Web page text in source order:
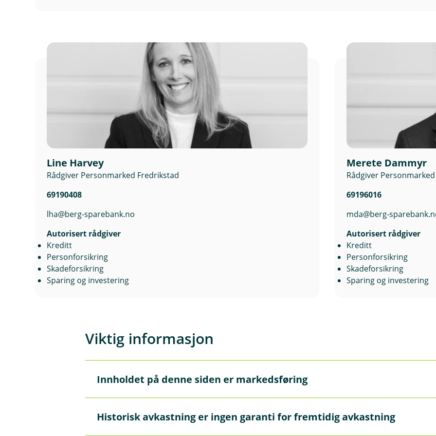
Line Harvey
Rådgiver Personmarked Fredrikstad
69190408
lha@berg-sparebank.no
Autorisert rådgiver
Kreditt
Personforsikring
Skadeforsikring
Sparing og investering
Merete Dammyr
Rådgiver Personmarked
69196016
mda@berg-
Autorisert rådgiver
Kreditt
Personforsikring
Skadeforsikring
Sparing og investering
Viktig informasjon
Innholdet på denne siden er markedsføring
n
autoriserte rådgivere som kan gi personlig rådgivning. Hvis du ønsker rådgivning fra en
Historisk avkastning er ingen garanti for fremtidig avkastning